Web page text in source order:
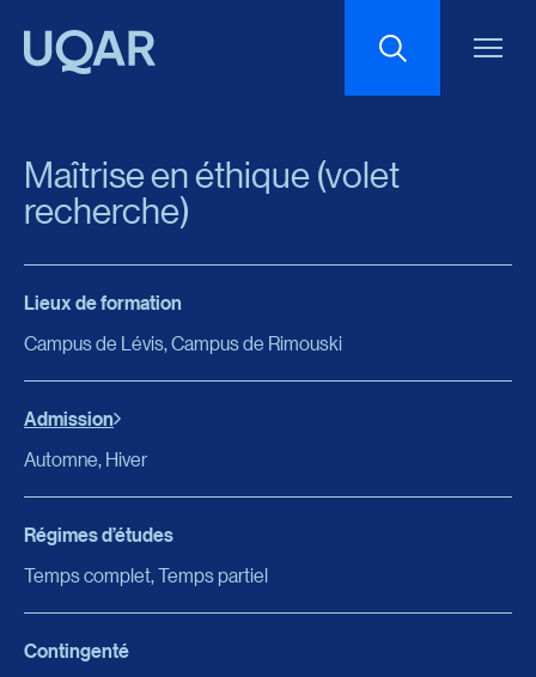
Taille du texte
Interlignage du texte
Espacement du texte
Maîtrise en éthique (volet
recherche)
Lieux de formation
Campus de Lévis, Campus de Rimouski
Admission
Automne, Hiver
Régimes d’études
Temps complet, Temps partiel
Contingenté